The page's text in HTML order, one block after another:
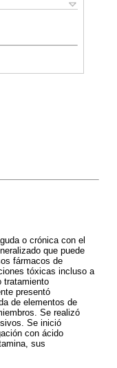
o crónica con el
que puede
fármacos de
tóxicas incluso a
tratamiento
presentó
de elementos de
Se realizó
Se inició
con ácido
sus